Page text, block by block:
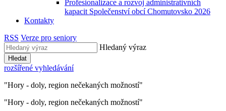
Profesionalizace a rozvoj administrativních
kapacit Společenství obcí Chomutovsko 2026
Kontakty
RSS Verze pro seniory
Hledaný výraz
Hledat
rozšířené vyhledávání
"Hory - doly, region nečekaných možností"
"Hory - doly, region nečekaných možností"